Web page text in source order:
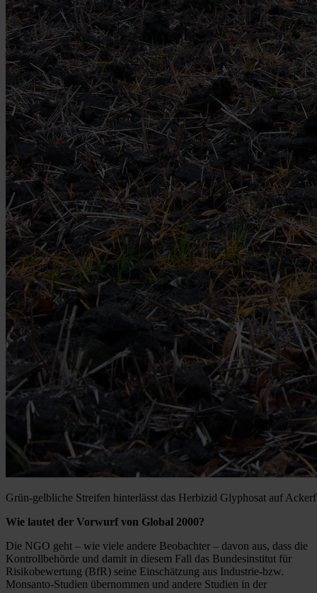
Grün-gelbliche Streifen hinterlässt das Herbizid Glyphosat auf
Wie lautet der Vorwurf von Global 2000?
Die NGO geht – wie viele andere Beobachter – davon aus, dass die
Kontrollbehörde und damit in diesem Fall das Bundesinstitut für
Risikobewertung (BfR) seine Einschätzung aus Industrie-bzw.
Monsanto-Studien übernommen und andere Studien in der